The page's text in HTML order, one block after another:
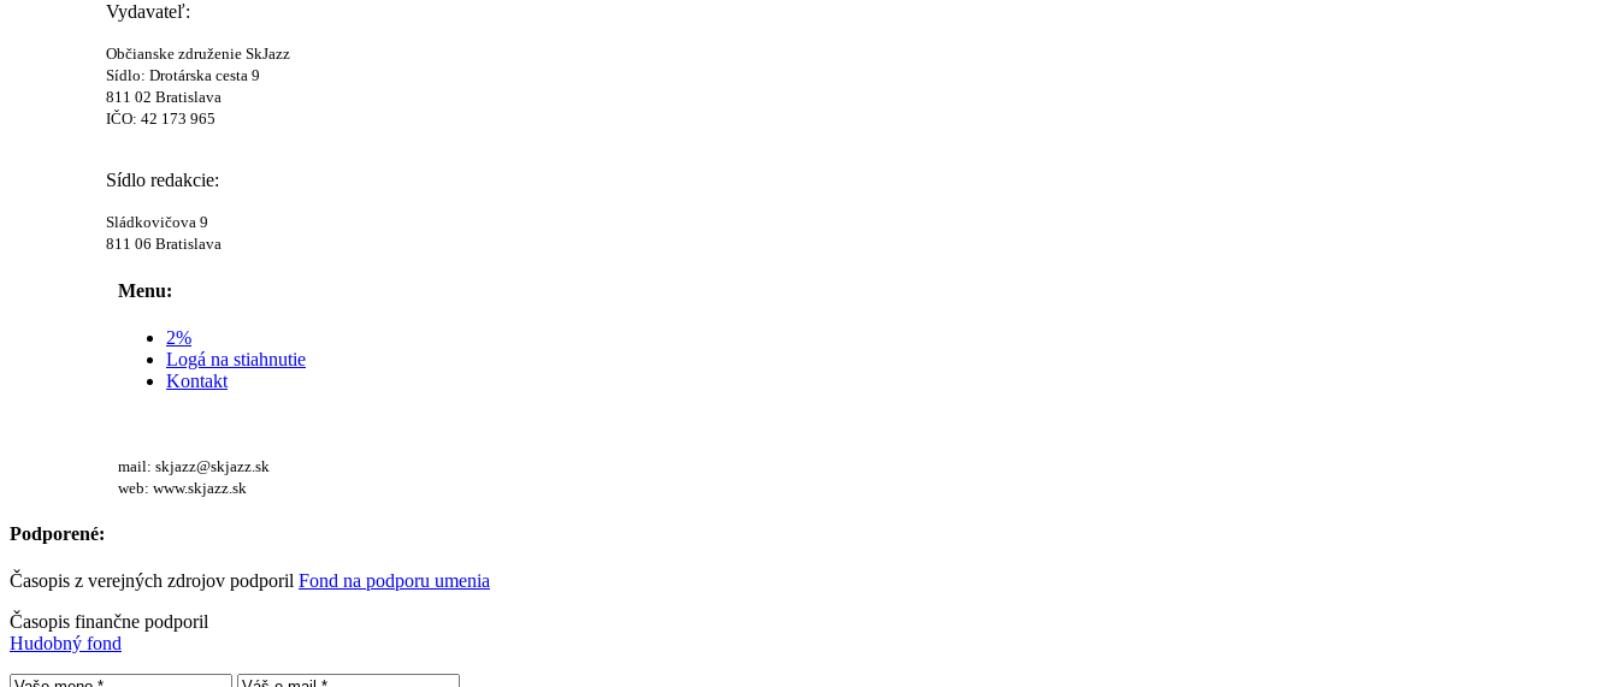
Vydavateľ:
Občianske združenie SkJazz
Sídlo: Drotárska cesta 9
811 02 Bratislava
IČO: 42 173 965
Sídlo redakcie:
Sládkovičova 9
811 06 Bratislava
Menu:
2%
Logá na stiahnutie
Kontakt
mail: skjazz@skjazz.sk
web: www.skjazz.sk
Podporené:
Časopis z verejných zdrojov podporil Fond na podporu umenia
Časopis finančne podporil
Hudobný fond